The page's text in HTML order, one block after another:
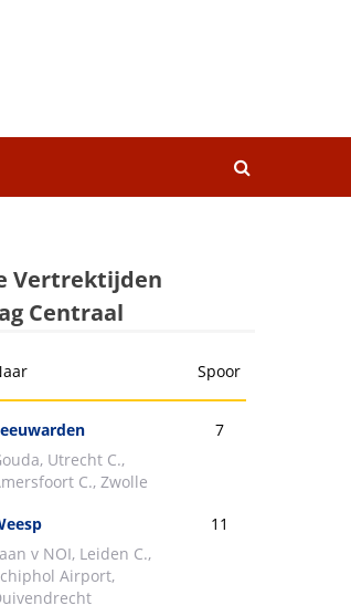
Vertrektijden
Centraal